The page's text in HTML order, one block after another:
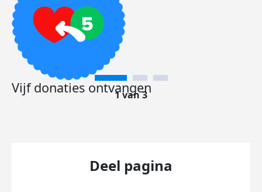
Vijf donaties ontvangen
1 van 3
Deel pagina